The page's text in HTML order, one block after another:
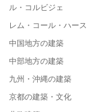
ル・コルビジェ
レム・コール・ハース
中国地方の建築
中部地方の建築
九州・沖縄の建築
京都の建築・文化